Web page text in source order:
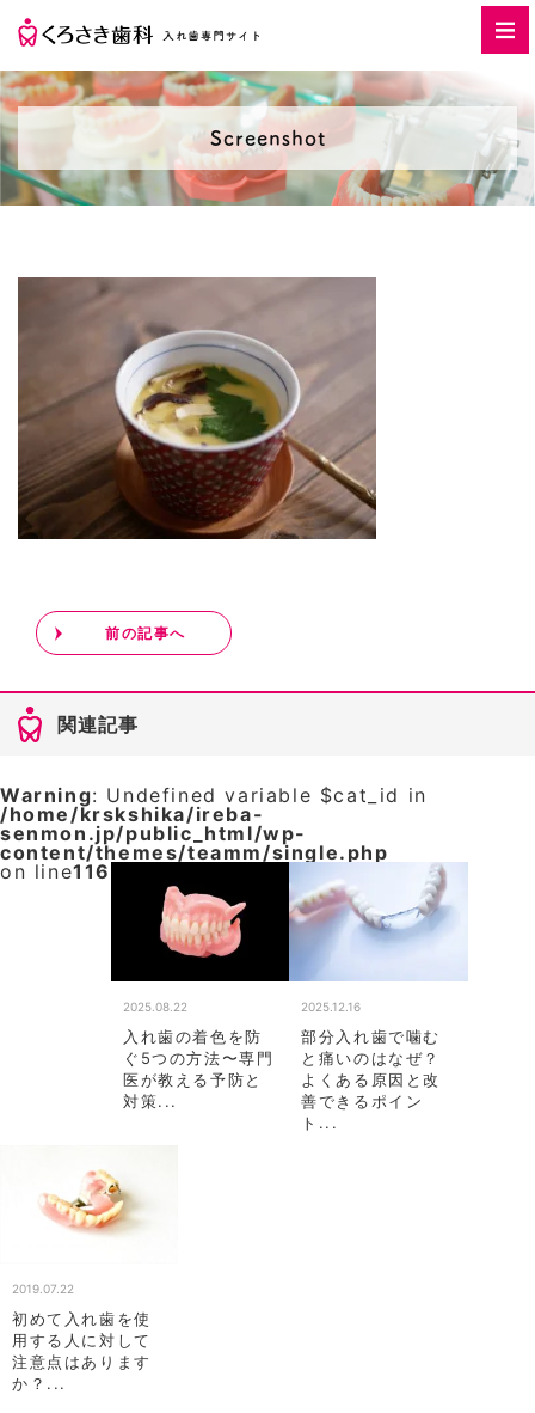
Screenshot
前の記事へ
関連記事
Warning: Undefined variable $cat_id in
/home/krskshika/ireba-
senmon.jp/public_html/wp-
content/themes/teamm/single.php
on line116
2025.08.22
入れ歯の着色を防
ぐ5つの方法〜専門
医が教える予防と
対策...
2025.12.16
部分入れ歯で噛む
と痛いのはなぜ？
よくある原因と改
善できるポイン
ト...
2019.07.22
初めて入れ歯を使
用する人に対して
注意点はあります
か？...